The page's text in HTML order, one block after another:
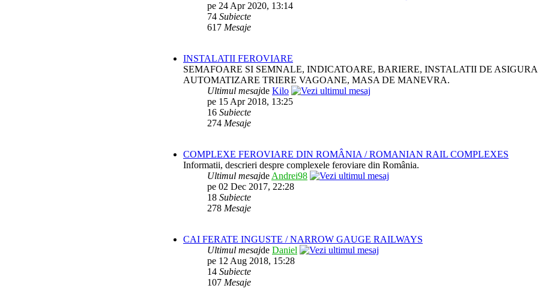
pe 24 Apr 2020, 13:14
74 Subiecte
617 Mesaje
INSTALATII FEROVIARE
SEMAFOARE SI SEMNALE, INDICATOARE, BARIERE, INSTALATII DE
AUTOMATIZARE TRIERE VAGOANE, MASA DE MANEVRA.
Ultimul mesajde Kilo
pe 15 Apr 2018, 13:25
16 Subiecte
274 Mesaje
COMPLEXE FEROVIARE DIN ROMÂNIA / ROMANIAN RAIL COMPLEXES
Informatii, descrieri despre complexele feroviare din România.
Ultimul mesajde Andrei98
pe 02 Dec 2017, 22:28
18 Subiecte
278 Mesaje
CAI FERATE INGUSTE / NARROW GAUGE RAILWAYS
Ultimul mesajde Daniel
pe 12 Aug 2018, 15:28
14 Subiecte
107 Mesaje